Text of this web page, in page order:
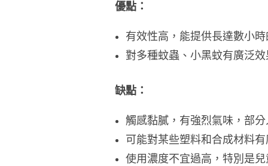
優點：
有效性高，能提供長達數小
對多種蚊蟲、小黑蚊有廣泛效
缺點：
觸感黏膩，有強烈氣味，部
可能對某些塑料和合成材料
使用濃度不宜過高，特別是